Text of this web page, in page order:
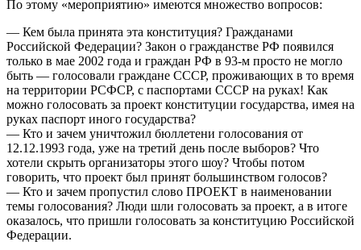
По этому «мероприятию» имеются множество вопросов:
— Кем была принята эта конституция? Гражданами
Российской Федерации? Закон о гражданстве РФ появился
только в мае 2002 года и граждан РФ в 93-м просто не могло
быть — голосовали граждане СССР, проживающих в то время
на территории РСФСР, с паспортами СССР на руках! Как
можно голосовать за проект конституции государства, имея на
руках паспорт иного государства?
— Кто и зачем уничтожил бюллетени голосования от
12.12.1993 года, уже на третий день после выборов? Что
хотели скрыть организаторы этого шоу? Чтобы потом
говорить, что проект был принят большинством голосов?
— Кто и зачем пропустил слово ПРОЕКТ в наименовании
темы голосования? Люди шли голосовать за проект, а в итоге
оказалось, что пришли голосовать за конституцию Российской
Федерации.